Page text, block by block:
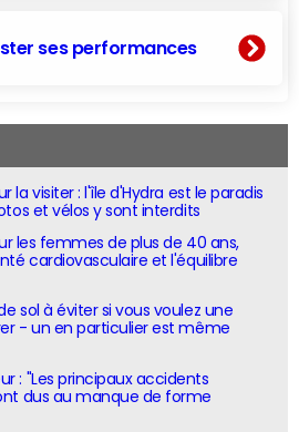
ses performances
la visiter : l'île d'Hydra est le paradis
et vélos y sont interdits
les femmes de plus de 40 ans,
cardiovasculaire et l'équilibre
sol à éviter si vous voulez une
- un en particulier est même
: "Les principaux accidents
dus au manque de forme